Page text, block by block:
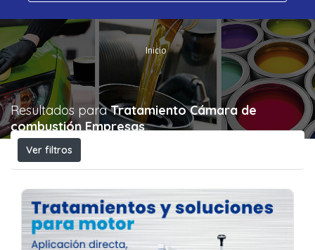
Inicio
Resultados paraTratamiento Cámara de
combustión Empresas
Ver filtros